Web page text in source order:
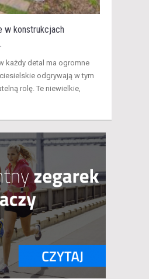
w konstrukcjach
każdy detal ma ogromne
odgrywają w tym
rolę. Te niewielkie,